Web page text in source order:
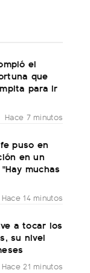
el
que
para ir
Hace 7 minutos
puso en
en un
muchas
Hace 14 minutos
a tocar los
su nivel
Hace 21 minutos